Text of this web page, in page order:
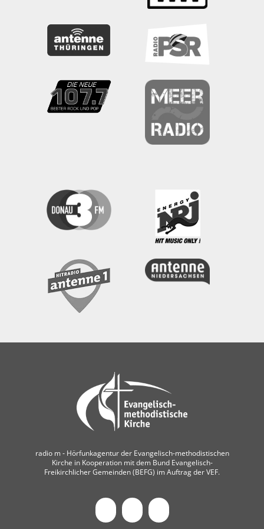
radio m ‐ Hörfunkagentur der Evangelisch-methodistischen
Kirche in Kooperation mit dem Bund Evangelisch-
Freikirchlicher Gemeinden (BEFG) im Auftrag der VEF.